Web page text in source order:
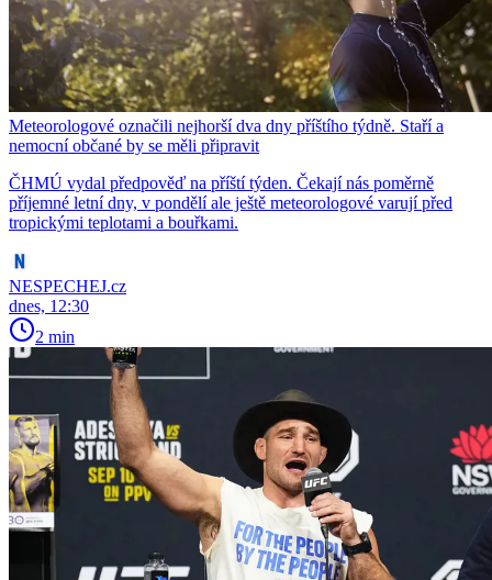
Meteorologové označili nejhorší dva dny příštího týdně. Staří a
nemocní občané by se měli připravit
ČHMÚ vydal předpověď na příští týden. Čekají nás poměrně
příjemné letní dny, v pondělí ale ještě meteorologové varují před
tropickými teplotami a bouřkami.
NESPECHEJ.cz
dnes, 12:30
2 min